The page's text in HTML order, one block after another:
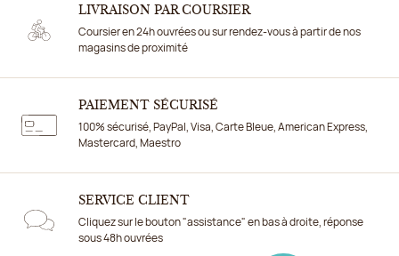
LIVRAISON PAR COURSIER
Coursier en 24h ouvrées ou sur rendez-vous à partir de nos
magasins de proximité
PAIEMENT SÉCURISÉ
100% sécurisé, PayPal, Visa, Carte Bleue, American Express,
Mastercard, Maestro
SERVICE CLIENT
Cliquez sur le bouton "assistance" en bas à droite, réponse
sous 48h ouvrées